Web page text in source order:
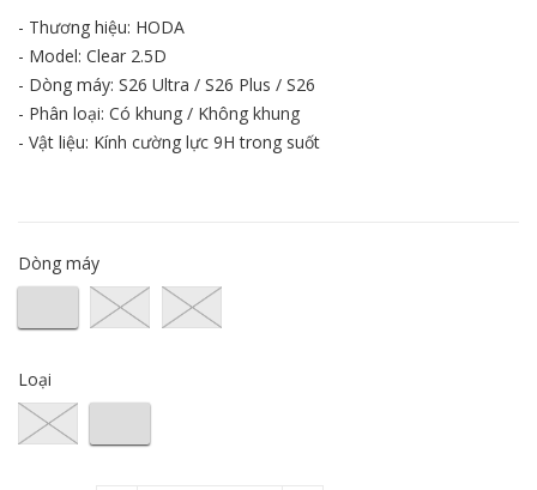
- Thương hiệu: HODA
- Model: Clear 2.5D
- Dòng máy: S26 Ultra / S26 Plus / S26
- Phân loại: Có khung / Không khung
- Vật liệu: Kính cường lực 9H trong suốt
Dòng máy
Loại